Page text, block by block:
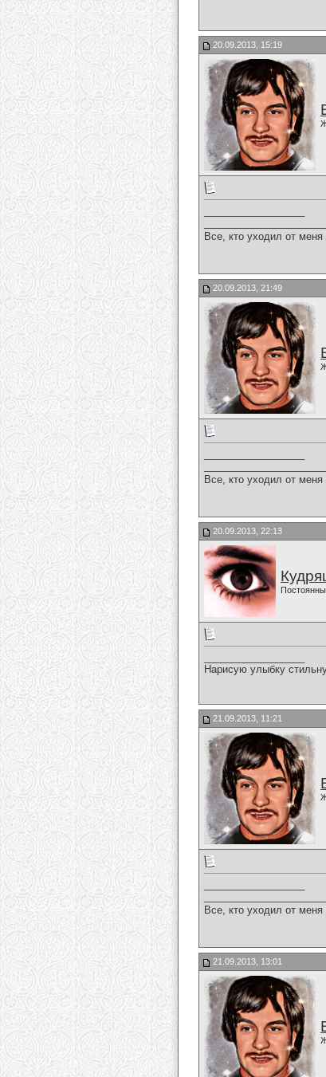
20.09.2013, 15:19
Все, кто уходил от
20.09.2013, 21:49
Все, кто уходил от
20.09.2013, 22:13
Нарисую улыбку
21.09.2013, 11:21
Все, кто уходил от
21.09.2013, 13:01